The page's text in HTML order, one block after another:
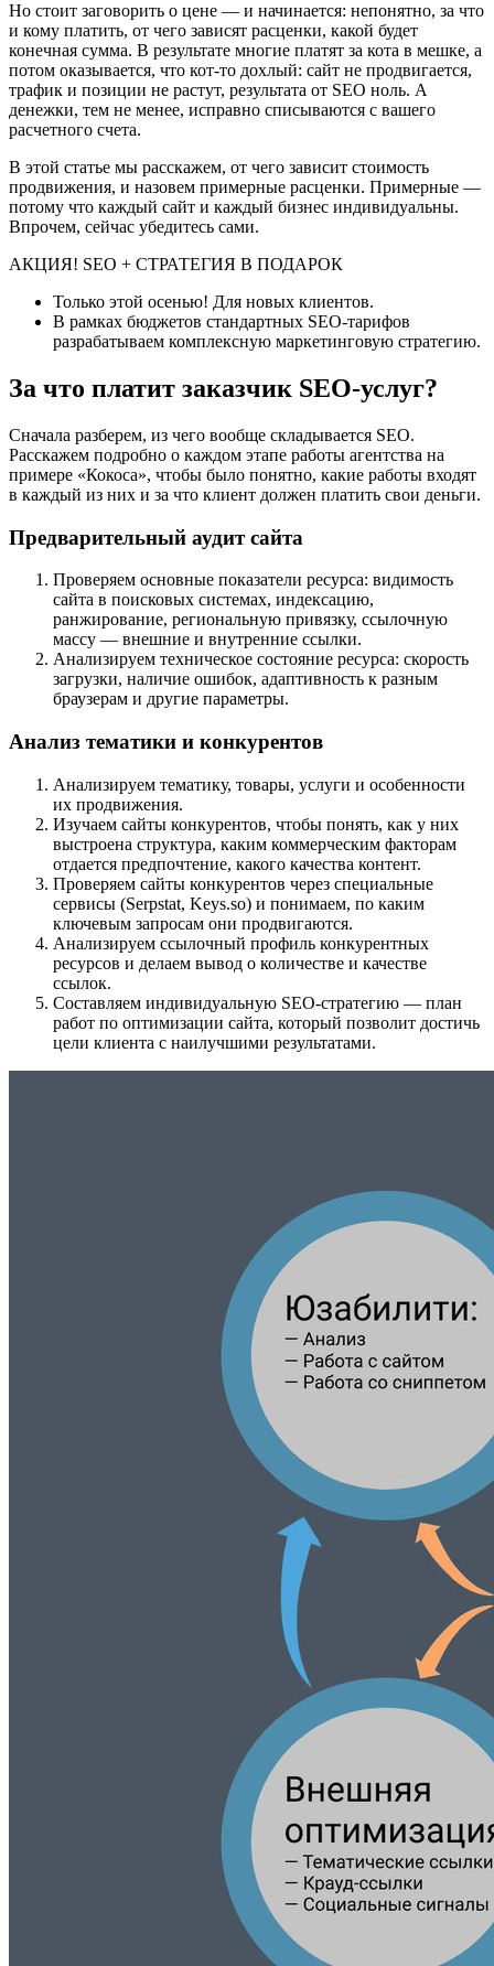
Но стоит заговорить о цене — и начинается: непонятно, за что
и кому платить, от чего зависят расценки, какой будет
конечная сумма. В результате многие платят за кота в мешке, а
потом оказывается, что кот-то дохлый: сайт не продвигается,
трафик и позиции не растут, результата от SEO ноль. А
денежки, тем не менее, исправно списываются с вашего
расчетного счета.
В этой статье мы расскажем, от чего зависит стоимость
продвижения, и назовем примерные расценки. Примерные —
потому что каждый сайт и каждый бизнес индивидуальны.
Впрочем, сейчас убедитесь сами.
АКЦИЯ! SEO + СТРАТЕГИЯ В ПОДАРОК
Только этой осенью! Для новых клиентов.
В рамках бюджетов стандартных SEO-тарифов
разрабатываем комплексную маркетинговую стратегию.
За что платит заказчик SEO-услуг?
Сначала разберем, из чего вообще складывается SEO.
Расскажем подробно о каждом этапе работы агентства на
примере «Кокоса», чтобы было понятно, какие работы входят
в каждый из них и за что клиент должен платить свои деньги.
Предварительный аудит сайта
Проверяем основные показатели ресурса: видимость
сайта в поисковых системах, индексацию,
ранжирование, региональную привязку, ссылочную
массу — внешние и внутренние ссылки.
Анализируем техническое состояние ресурса: скорость
загрузки, наличие ошибок, адаптивность к разным
браузерам и другие параметры.
Анализ тематики и конкурентов
Анализируем тематику, товары, услуги и особенности
их продвижения.
Изучаем сайты конкурентов, чтобы понять, как у них
выстроена структура, каким коммерческим факторам
отдается предпочтение, какого качества контент.
Проверяем сайты конкурентов через специальные
сервисы (Serpstat, Keys.so) и понимаем, по каким
ключевым запросам они продвигаются.
Анализируем ссылочный профиль конкурентных
ресурсов и делаем вывод о количестве и качестве
ссылок.
Составляем индивидуальную SEO-стратегию — план
работ по оптимизации сайта, который позволит достичь
цели клиента с наилучшими результатами.